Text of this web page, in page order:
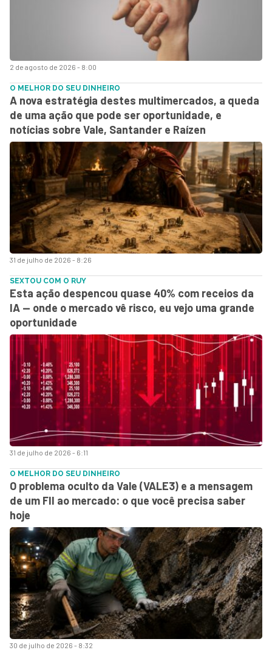
2 de agosto de 2026 - 8:00
31 de julho de 2026 - 8:26
O MELHOR DO SEU DINHEIRO
A nova estratégia destes multimercados, a queda
de uma ação que pode ser oportunidade, e
notícias sobre Vale, Santander e Raízen
31 de julho de 2026 - 6:11
SEXTOU COM O RUY
Esta ação despencou quase 40% com receios da
IA — onde o mercado vê risco, eu vejo uma grande
oportunidade
30 de julho de 2026 - 8:32
O MELHOR DO SEU DINHEIRO
O problema oculto da Vale (VALE3) e a mensagem
de um FII ao mercado: o que você precisa saber
hoje